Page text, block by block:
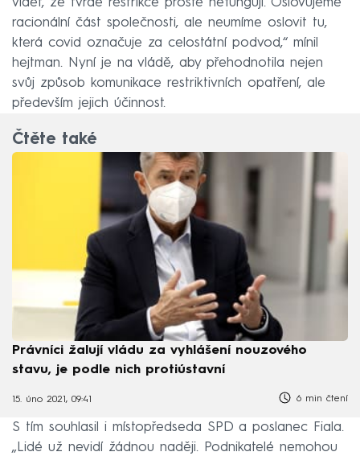
racionální část společnosti, ale neumíme oslovit tu,
která covid označuje za celostátní podvod,“ mínil
hejtman. Nyní je na vládě, aby přehodnotila nejen
svůj způsob komunikace restriktivních opatření, ale
především jejich účinnost.
Čtěte také
Právníci žalují vládu za vyhlášení nouzového
stavu, je podle nich protiústavní
15. úno 2021, 09:41 6 min čtení
S tím souhlasil i místopředseda SPD a poslanec Fiala.
„Lidé už nevidí žádnou naději. Podnikatelé nemohou